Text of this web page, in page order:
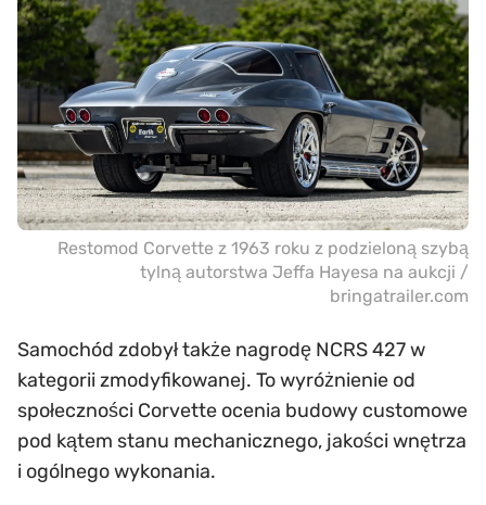
Restomod Corvette z 1963 roku z podzieloną szybą
tylną autorstwa Jeffa Hayesa na aukcji /
bringatrailer.com
Samochód zdobył także nagrodę NCRS 427 w
kategorii zmodyfikowanej. To wyróżnienie od
społeczności Corvette ocenia budowy customowe
pod kątem stanu mechanicznego, jakości wnętrza
i ogólnego wykonania.